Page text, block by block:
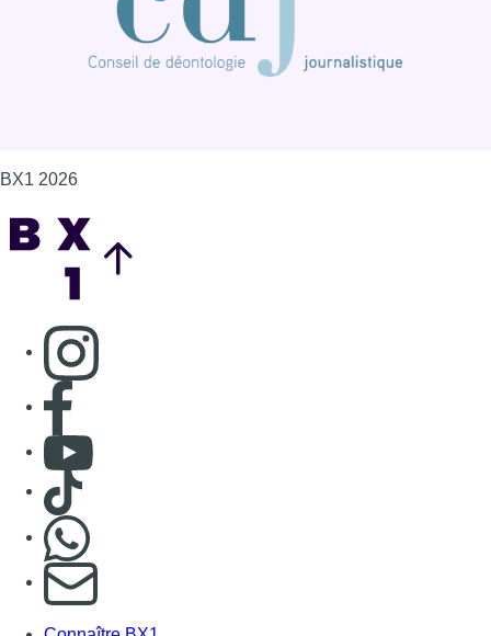
BX1 2026
Consulter page Instagram
Consulter page Facebook
Consulter Youtube
Consulter TikTok
S'abonner à notre newsletter